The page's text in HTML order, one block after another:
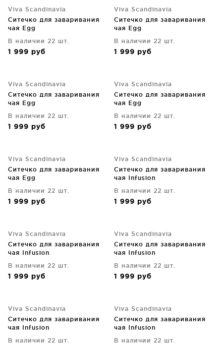
Viva Scandinavia
Ситечко для заваривания
чая Egg
В наличии 22 шт.
1 999 руб
Viva Scandinavia
Ситечко для заваривания
чая Egg
В наличии 22 шт.
1 999 руб
Viva Scandinavia
Ситечко для заваривания
чая Egg
В наличии 22 шт.
1 999 руб
Viva Scandinavia
Ситечко для заваривания
чая Egg
В наличии 22 шт.
1 999 руб
Viva Scandinavia
Ситечко для заваривания
чая Egg
В наличии 22 шт.
1 999 руб
Viva Scandinavia
Ситечко для заваривания
чая Infusion
В наличии 22 шт.
1 999 руб
Viva Scandinavia
Ситечко для заваривания
чая Infusion
В наличии 22 шт.
1 999 руб
Viva Scandinavia
Ситечко для заваривания
чая Infusion
В наличии 22 шт.
1 999 руб
Viva Scandinavia
Ситечко для заваривания
чая Infusion
В наличии 22 шт.
Viva Scandinavia
Ситечко для заваривания
чая Infusion
В наличии 22 шт.